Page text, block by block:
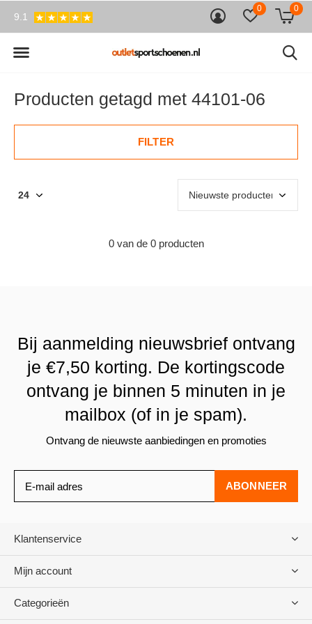
0 0
9.1
Producten getagd met 44101-06
FILTER
0 van de 0 producten
Bij aanmelding nieuwsbrief ontvang
je €7,50 korting. De kortingscode
ontvang je binnen 5 minuten in je
mailbox (of in je spam).
Ontvang de nieuwste aanbiedingen en promoties
ABONNEER
Klantenservice
Mijn account
Categorieën